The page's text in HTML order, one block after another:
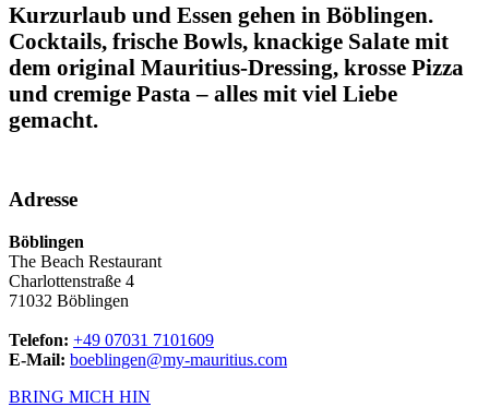
Kurzurlaub und Essen gehen in Böblingen.
Cocktails, frische Bowls, knackige Salate mit
dem original Mauritius-Dressing, krosse Pizza
und cremige Pasta – alles mit viel Liebe
gemacht.
Adresse
Böblingen
The Beach Restaurant
Charlottenstraße 4
71032 Böblingen
Telefon: +49 07031 7101609
E-Mail: boeblingen@my-mauritius.com
BRING MICH HIN